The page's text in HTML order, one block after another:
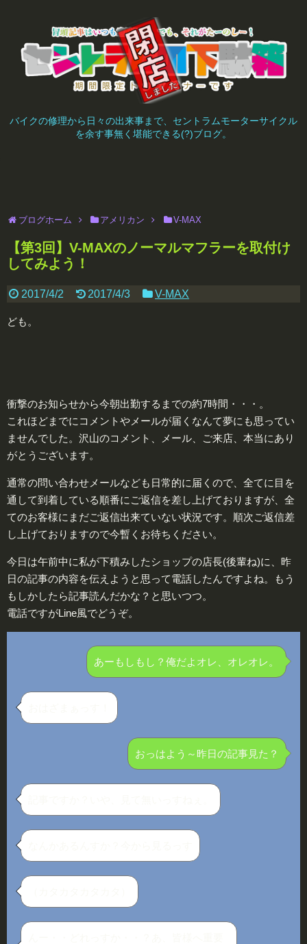
バイクの修理から日々の出来事まで、セントラムモーターサイクル
を余す事無く堪能できる(?)ブログ。
ブログホーム アメリカン V-MAX
【第3回】V-MAXのノーマルマフラーを取付け
してみよう！
2017/4/2 2017/4/3 V-MAX
ども。
衝撃のお知らせから今朝出勤するまでの約7時間・・・。
これほどまでにコメントやメールが届くなんて夢にも思ってい
ませんでした。沢山のコメント、メール、ご来店、本当にあり
がとうございます。
通常の問い合わせメールなども日常的に届くので、全てに目を
通して到着している順番にご返信を差し上げておりますが、全
てのお客様にまだご返信出来ていない状況です。順次ご返信差
し上げておりますので今暫くお待ちください。
今日は午前中に私が下積みしたショップの店長(後輩ね)に、昨
日の記事の内容を伝えようと思って電話したんですよね。もう
もしかしたら記事読んだかな？と思いつつ。
電話ですがLine風でどうぞ。
あーもしもし？俺だよオレ、オレオレ。
おっはよう～昨日の記事見た？